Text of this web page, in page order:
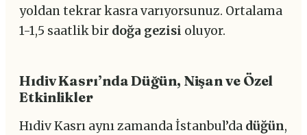
yoldan tekrar kasra varıyorsunuz. Ortalama
1-1,5 saatlik bir doğa gezisi oluyor.
Hıdiv Kasrı’nda Düğün, Nişan ve Özel
Etkinlikler
Hıdiv Kasrı aynı zamanda İstanbul’da düğün,